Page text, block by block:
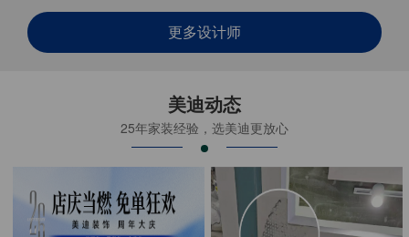
更多设计师
美迪动态
25年家装经验，选美迪更放心